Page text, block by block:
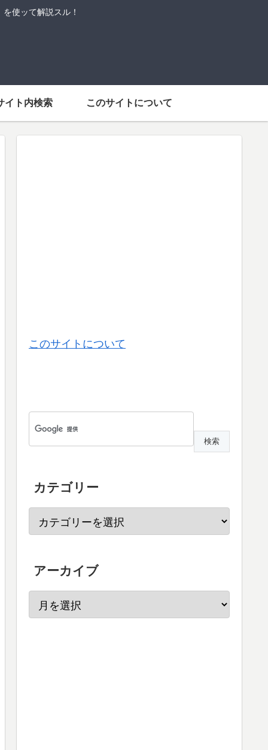
使ッて解説スル！
イト内検索 このサイトについて
このサイトについて
カテゴリー
アーカイブ